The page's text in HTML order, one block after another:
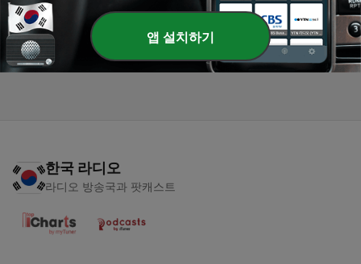
13 7월 2023
1 - As músicas mais usadas no TikTok em Portugal
14 6월 2023
한국 라디오
라디오 방송국과 팟캐스트
앱 설치하기